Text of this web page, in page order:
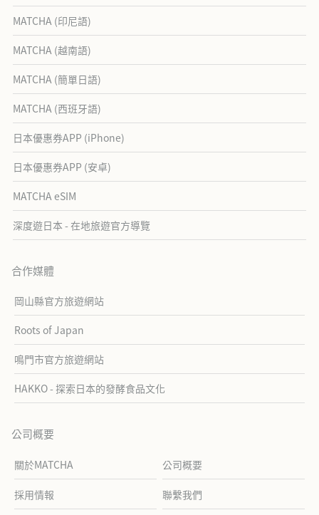
MATCHA (印尼語)
MATCHA (越南語)
MATCHA (簡單日語)
MATCHA (西班牙語)
日本優惠券APP (iPhone)
日本優惠券APP (安卓)
MATCHA eSIM
深度遊日本 - 在地旅遊官方導覽
合作媒體
岡山縣官方旅遊網站
Roots of Japan
鳴門市官方旅遊網站
HAKKO - 探索日本的發酵食品文化
公司概要
關於MATCHA 公司概要
採用情報 聯繫我們